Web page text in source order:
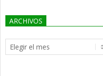
ARCHIVOS
Archivos